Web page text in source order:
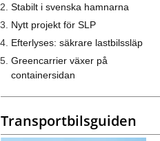
Stabilt i svenska hamnarna
Nytt projekt för SLP
Efterlyses: säkrare lastbilssläp
Greencarrier växer på
containersidan
Transportbilsguiden